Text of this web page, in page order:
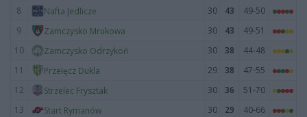
8
Nafta Jedlicze 30 43
49-50
9
Zamczysko Mrukowa 30 43
49-51
10
Zamczysko Odrzykoń 30 38
44-48
11
Przełęcz Dukla 29 38
47-55
12
Strzelec Frysztak 30 36
51-70
13
Start Rymanów 30 29
40-66